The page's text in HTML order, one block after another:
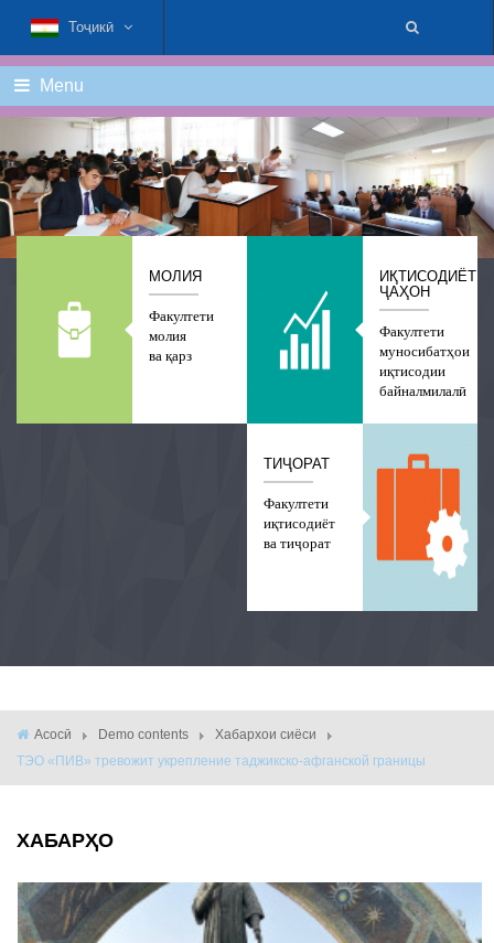
Тоҷикӣ
Menu
МОЛИЯ
Факултети
молия
ва қарз
ИҚТИСОДИЁТИ
ҶАҲОН
Факултети
муносибатҳои
иқтисодии
байналмилалӣ
ТИҶОРАТ
Факултети
иқтисодиёт
ва тиҷорат
Асосӣ Demo contents
Хабархои сиёси
ТЭО «ПИВ» тревожит укрепление таджикско-афганской границы
ХАБАРҲО